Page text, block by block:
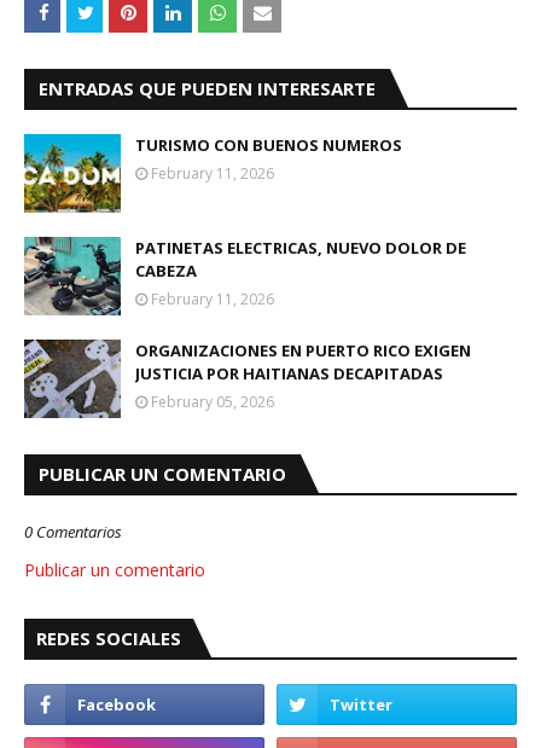
ENTRADAS QUE PUEDEN INTERESARTE
TURISMO CON BUENOS NUMEROS
February 11, 2026
PATINETAS ELECTRICAS, NUEVO DOLOR DE
CABEZA
February 11, 2026
ORGANIZACIONES EN PUERTO RICO EXIGEN
JUSTICIA POR HAITIANAS DECAPITADAS
February 05, 2026
PUBLICAR UN COMENTARIO
0 Comentarios
Publicar un comentario
REDES SOCIALES